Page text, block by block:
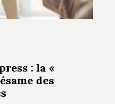
: la «
des